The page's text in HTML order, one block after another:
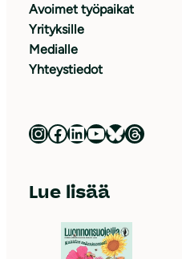
Avoimet työpaikat
Yrityksille
Medialle
Yhteystiedot
Luonnonsuojeluliitto Instagramissa Luonnonsuojeluliitto Facebookissa Luonnonsuojeluliitto LinkedInissä Luonnonsuojeluliiton YouTube-kanava Luonnonsuojeluliitto Blueskyssa Luonnonsuojeluliitto Threadsissa
Lue lisää